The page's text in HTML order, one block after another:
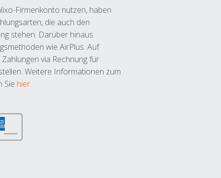
Firmenkonto nutzen, haben
die auch den
stehen. Darüber hinaus
wie AirPlus. Auf
via Rechnung für
Weitere Informationen zum
Sie hier.